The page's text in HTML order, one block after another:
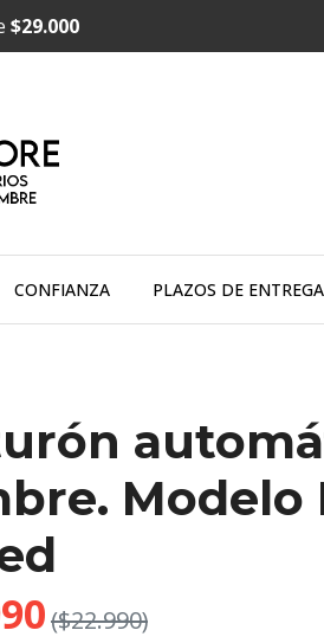
$29.000
CONFIANZA PLAZOS DE ENTREGA
Modelo
($22.990)